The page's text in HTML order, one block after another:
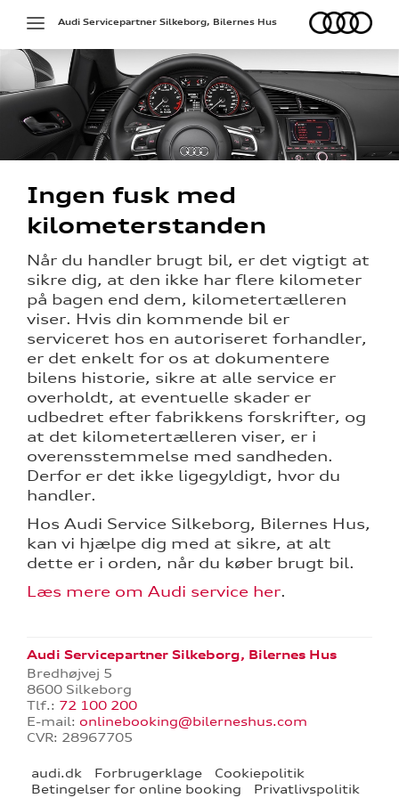
Toggle
navigation
Audi
Audi Servicepartner Silkeborg, Bilernes Hus
Ingen fusk med
kilometerstanden
Når du handler brugt bil, er det vigtigt at
sikre dig, at den ikke har flere kilometer
på bagen end dem, kilometertælleren
viser. Hvis din kommende bil er
serviceret hos en autoriseret forhandler,
er det enkelt for os at dokumentere
bilens historie, sikre at alle service er
overholdt, at eventuelle skader er
udbedret efter fabrikkens forskrifter, og
at det kilometertælleren viser, er i
overensstemmelse med sandheden.
Derfor er det ikke ligegyldigt, hvor du
handler.
Hos Audi Service Silkeborg, Bilernes Hus,
kan vi hjælpe dig med at sikre, at alt
dette er i orden, når du køber brugt bil.
Læs mere om Audi service her.
Audi Servicepartner Silkeborg, Bilernes Hus
Bredhøjvej 5
8600 Silkeborg
Tlf.: 72 100 200
E-mail: onlinebooking@bilerneshus.com
CVR: 28967705
audi.dk Forbrugerklage
Cookiepolitik
Betingelser for online booking
Privatlivspolitik